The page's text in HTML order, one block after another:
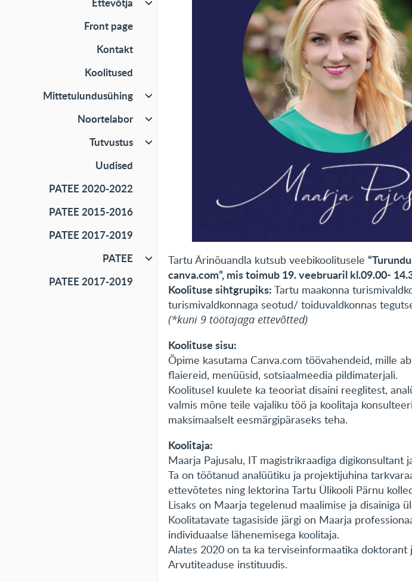
Front page
Kontakt
Koolitused
Mittetulundusühing
Noortelabor
Tutvustus
Uudised
PATEE 2020-2022
PATEE 2015-2016
PATEE 2017-2019
PATEE
PATEE 2017-2019
Tartu Ärinõuandla kutsub veebikoolitusele
canva.com”, mis toimub 19. veebruaril kl.09.00-
Koolituse sihtgrupiks: Tartu maakonna
turismivaldkonnaga seotud/ toiduvaldkonnas
(*kuni 9 töötajaga ettevõtted)
Koolituse sisu:
Õpime kasutama Canva.com töövahendeid, mille
flaiereid, menüüsid, sotsiaalmeedia pildimaterjali.
Koolitusel kuulete ka teooriat disaini reeglitest,
valmis mõne teile vajaliku töö ja koolitaja
maksimaalselt eesmärgipäraseks teha.
Koolitaja:
Maarja Pajusalu, IT magistrikraadiga digikonsultant
Ta on töötanud analüütiku ja projektijuhina
ettevõtetes ning lektorina Tartu Ülikooli Pärnu
Lisaks on Maarja tegelenud maalimise ja disainiga
Koolitatavate tagasiside järgi on Maarja
individuaalse lähenemisega koolitaja.
Alates 2020 on ta ka terviseinformaatika doktorant
Arvutiteaduse instituudis.